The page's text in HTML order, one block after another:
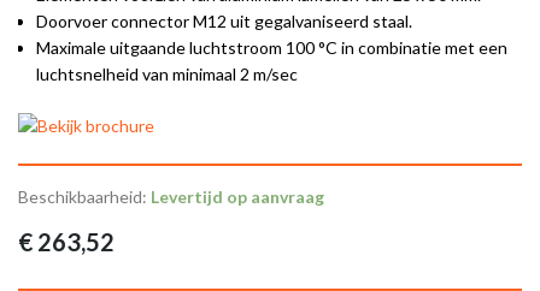
Doorvoer connector M12 uit gegalvaniseerd staal.
Maximale uitgaande luchtstroom 100 °C in combinatie met een
luchtsnelheid van minimaal 2 m/sec
Beschikbaarheid: Levertijd op aanvraag
€ 263,52